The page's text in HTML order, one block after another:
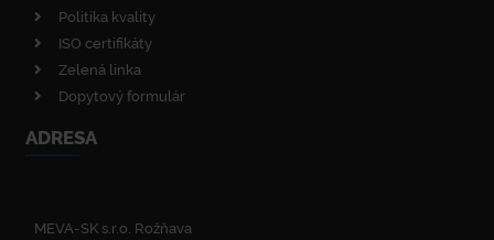
Politika kvality
ISO certifikáty
Zelená linka
Dopytový formulár
ADRESA
MEVA-SK s.r.o. Rožňava